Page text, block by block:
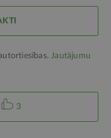
Jautājumu
3